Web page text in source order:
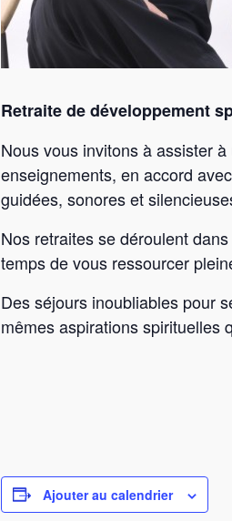
Retraite de développement
Nous vous invitons à assister
enseignements, en accord
guidées, sonores et
Nos retraites se déroulent
temps de vous ressourcer
Des séjours inoubliables pour
mêmes aspirations spirituelles
Ajouter au calendrier